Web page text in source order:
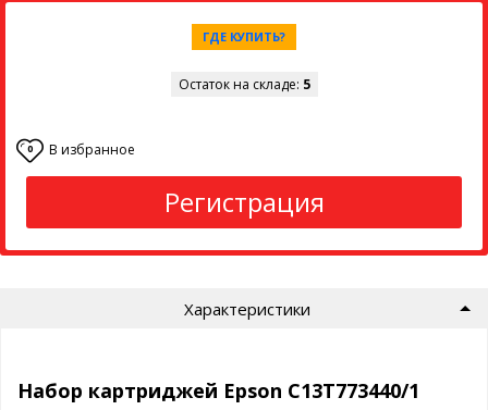
ГДЕ КУПИТЬ?
Остаток на складе: 5
0 В избранное
Регистрация
Характеристики
Набор картриджей Epson C13T773440/1